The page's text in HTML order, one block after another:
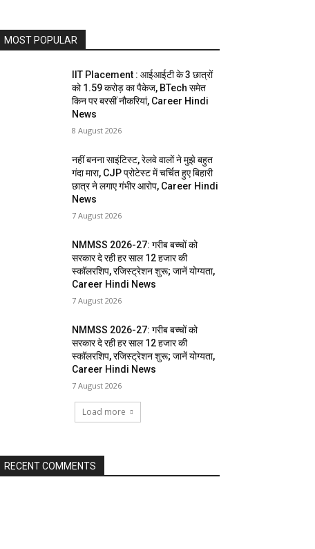
MOST POPULAR
IIT Placement : आईआईटी के 3 छात्रों
को 1.59 करोड़ का पैकेज, BTech समेत
किन पर बरसीं नौकरियां, Career Hindi
News
8 August 2026
नहीं बनना साइंटिस्ट, रेलवे वालों ने मुझे बहुत
गंदा मारा, CJP प्रोटेस्ट में चर्चित हुए बिहारी
छात्र ने लगाए गंभीर आरोप, Career Hindi
News
7 August 2026
NMMSS 2026-27: गरीब बच्चों को
सरकार दे रही हर साल 12 हजार की
स्कॉलरशिप, रजिस्ट्रेशन शुरू; जानें योग्यता,
Career Hindi News
7 August 2026
NMMSS 2026-27: गरीब बच्चों को
सरकार दे रही हर साल 12 हजार की
स्कॉलरशिप, रजिस्ट्रेशन शुरू; जानें योग्यता,
Career Hindi News
7 August 2026
Load more
RECENT COMMENTS